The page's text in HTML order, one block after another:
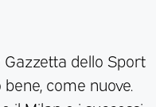
dello Sport
come nuove.